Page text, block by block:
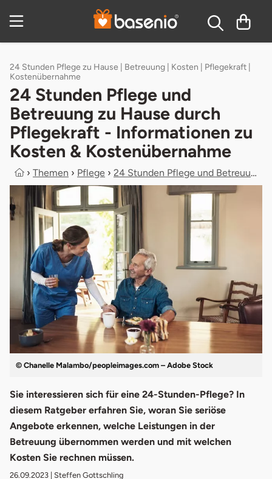
Inhaltsverzeichnis
24 Stunden Pflege zu Hause | Betreuung | Kosten | Pflegekraft |
Kostenübernahme
24 Stunden Pflege und
Betreuung zu Hause durch
Pflegekraft - Informationen zu
Kosten & Kostenübernahme
› Themen › Pflege › 24 Stunden Pflege und Betreuung zu ...
© Chanelle Malambo/peopleimages.com – Adobe Stock
Sie interessieren sich für eine 24-Stunden-Pflege? In
diesem Ratgeber erfahren Sie, woran Sie seriöse
Angebote erkennen, welche Leistungen in der
Betreuung übernommen werden und mit welchen
Kosten Sie rechnen müssen.
26.09.2023 | Steffen Gottschling